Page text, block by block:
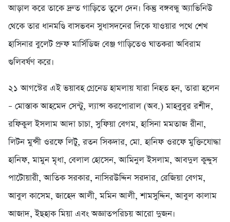
আড়াল করে তাকে দ্রুত গাড়িতে তুলে দেন। কিন্তু বঙ্গবন্ধু অ্যাভিনিউ
থেকে তার ধানমণ্ডি বাসভবন সুধাসদনের দিকে যাওয়ার পথে শেখ
হাসিনার বুলেট প্রুফ মার্সিডিজ বেঞ্জ গাড়িতেও ঘাতকরা অবিরাম
গুলিবর্ষণ করে।
২১ আগস্টের এই ভয়াবহ গ্রেনেড হামলায় যারা নিহত হন, তারা হলেন
– মোস্তাক আহমেদ সেন্টু, ল্যান্স করপোরাল (অব.) মাহবুবুর রশীদ,
রফিকুল ইসলাম আদা চাচা, সুফিয়া বেগম, হাসিনা মমতাজ রীনা,
লিটন মুন্সী ওরফে লিটু, রতন সিকদার, মো. হানিফ ওরফে মুক্তিযোদ্ধা
হানিফ, মামুন মৃধা, বেলাল হোসেন, আমিনুল ইসলাম, আবদুল কুদ্দুস
পাটোয়ারী, আতিক সরকার, নাসিরউদ্দিন সরদার, রেজিয়া বেগম,
আবুল কাসেম, জাহেদ আলী, মমিন আলী, শামসুদ্দিন, আবুল কালাম
আজাদ, ইছহাক মিয়া এবং অজ্ঞাতপরিচয় আরো দুজন।